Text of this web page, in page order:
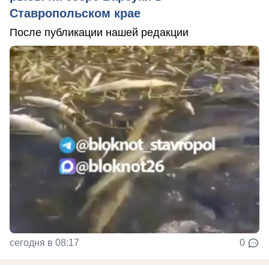
Ставропольском крае
После публикации нашей редакции
сегодня в 08:17 0